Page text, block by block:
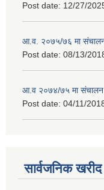
Post date: 12/27/
आ.व. २०७५/७६ मा
Post date: 08/13/
आ.व २०७४/७५ मा संचालन
Post date: 04/11/
सार्वजनिक